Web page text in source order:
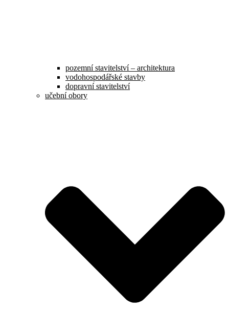
pozemní stavitelství – architektura
vodohospodářské stavby
dopravní stavitelství
učební obory